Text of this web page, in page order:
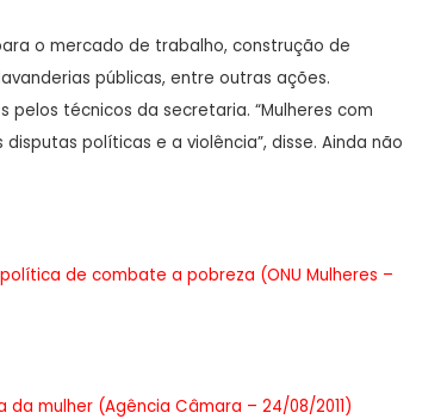
o mercado de trabalho, construção de
públicas, entre outras ações.
técnicos da secretaria. “Mulheres com
políticas e a violência”, disse. Ainda não
de combate a pobreza (ONU Mulheres –
mulher (Agência Câmara – 24/08/2011)